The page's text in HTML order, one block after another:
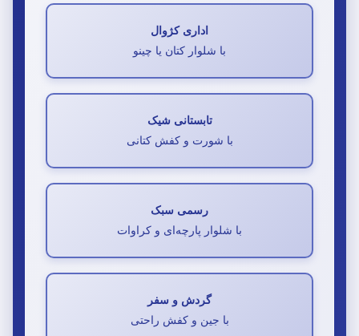
اداری کژوال
با شلوار کتان یا چینو
تابستانی شیک
با شورت و کفش کتانی
رسمی سبک
با شلوار پارچه‌ای و کراوات
گردش و سفر
با جین و کفش راحتی